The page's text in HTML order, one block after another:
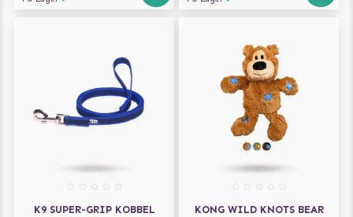
K9 SUPER-GRIP KOBBEL
KONG WILD KNOTS BEAR